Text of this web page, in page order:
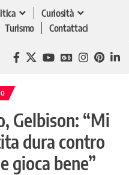
Curiosità
Turismo Contattaci
Gelbison: “Mi
dura contro
gioca bene”